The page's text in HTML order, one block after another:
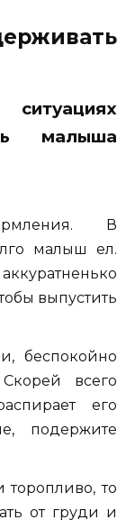
малыша
В
малыш ел.
выпустить
беспокойно
всего
его
подержите
то
от груди и